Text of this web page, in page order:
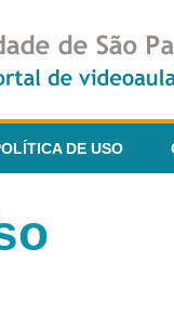
DE USO